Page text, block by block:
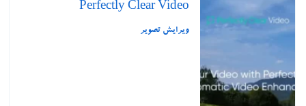
Perfectly Clear Video
ویرایش تصویر